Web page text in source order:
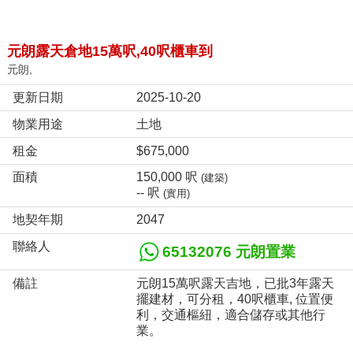
元朗露天倉地15萬呎,40呎櫃車到
元朗,
更新日期
2025-10-20
物業用途
土地
租金
$675,000
面積
150,000 呎 (建築)
-- 呎 (實用)
地契年期
2047
聯絡人
65132076 元朗置業
備註
元朗15萬呎露天吉地，已批3年露天
擺建材，可分租，40呎櫃車, 位置便
利，交通樞紐，適合儲存或其他行
業。